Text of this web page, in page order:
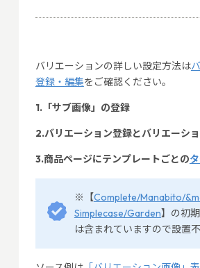
バリエーションの詳しい設定方法は
登録・編集をご確認ください。
1.「サブ画像」の登録
2.バリエーション登録とバリエーシ
3.商品ページにテンプレートごとの
※【Complete/Manabito/
Simplecase/Garden】の初
は含まれていますので設置不